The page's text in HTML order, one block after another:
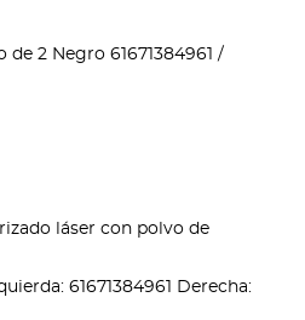
de 2 Negro 61671384961 /
láser con polvo de
61671384961 Derecha: